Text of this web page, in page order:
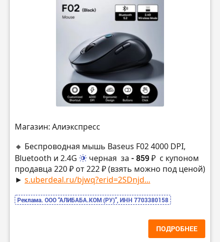
Магазин: Алиэкспресс
🔸 Беспроводная мышь Baseus F02 4000 DPI,
Bluetooth и 2.4G
черная за - 859 ₽ с купоном
продавца 220 ₽ от 222 ₽ (взять можно под ценой)
► s.uberdeal.ru/bjwq?erid=2SDnjd...
Реклама. ООО “АЛИБАБА.КОМ (РУ)”, ИНН 7703380158
ПОДРОБНЕЕ